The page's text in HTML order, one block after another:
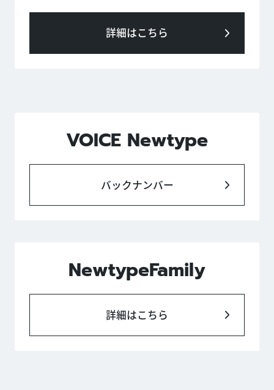
詳細はこちら
VOICE Newtype
バックナンバー
NewtypeFamily
詳細はこちら